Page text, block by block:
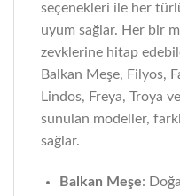
seçenekleri ile her
uyum sağlar. Her bir
zevklerine hitap
Balkan Meşe, Filyos,
Lindos, Freya, Troya
sunulan modeller,
sağlar.
Balkan Meşe: